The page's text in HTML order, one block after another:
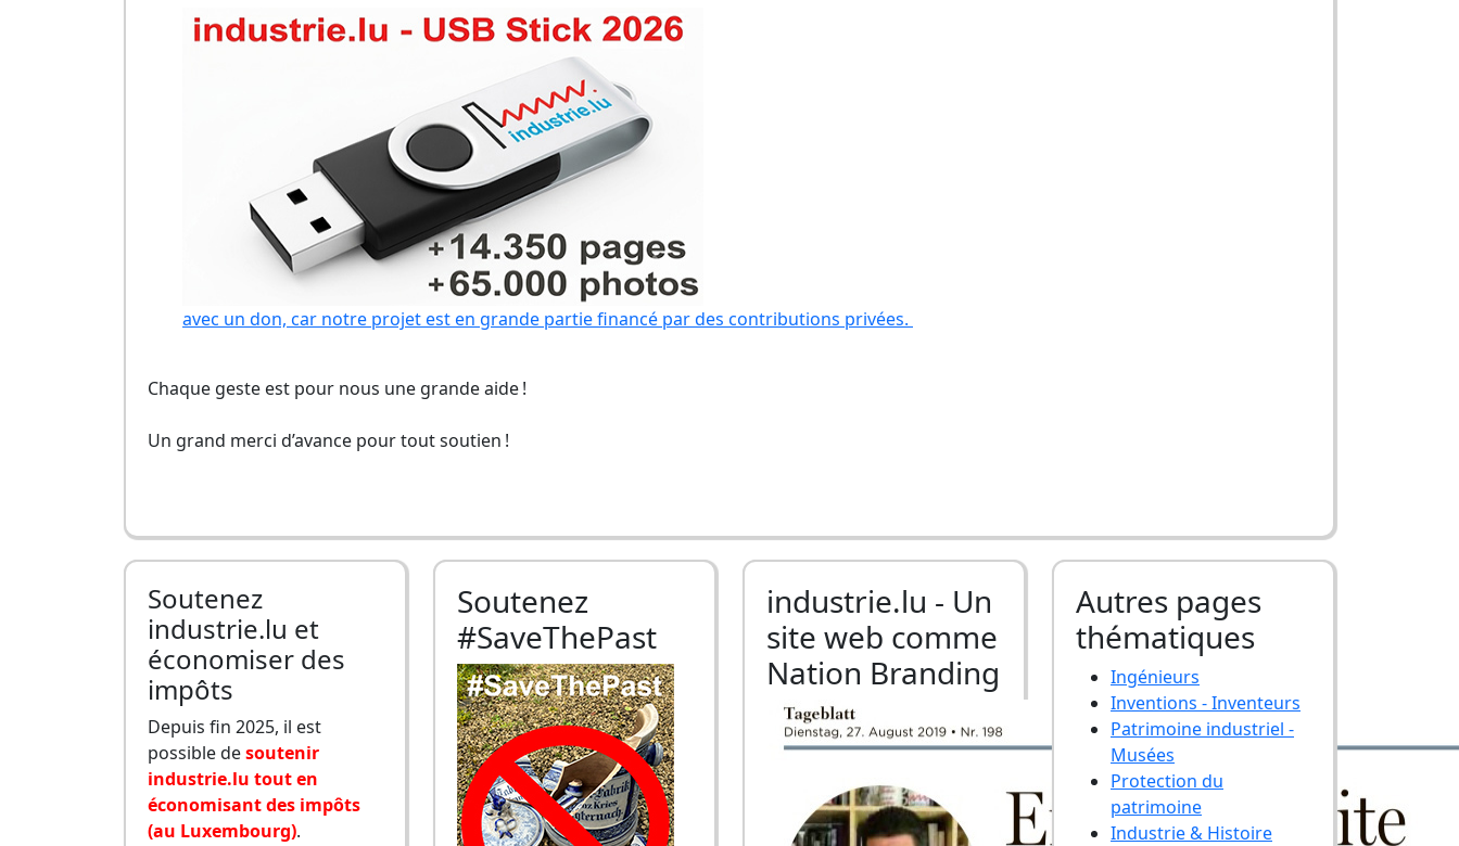
avec un don, car notre projet est en grande partie financé par des contributions privées.
Chaque geste est pour nous une grande aide !
Un grand merci d’avance pour tout soutien !
Soutenez
industrie.lu et
économiser des
impôts
Depuis fin 2025, il est
possible desoutenir
industrie.lu tout en
économisant des impôts
(au Luxembourg).
Soutenez
#SaveThePast
industrie.lu - Un
site web comme
Nation Branding
Autres pages
thématiques
Ingénieurs
Inventions - Inventeurs
Patrimoine industriel -
Musées
Protection du
patrimoine
Industrie & Histoire